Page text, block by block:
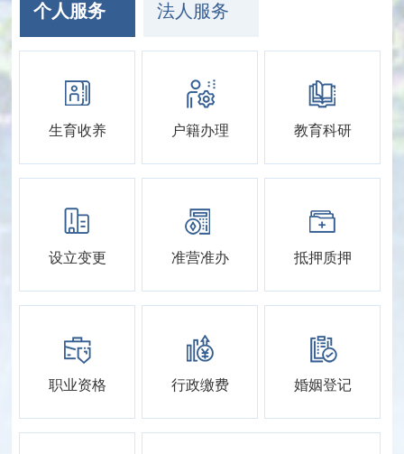
个人服务 法人服务
生育收养 户籍办理 教育科研
设立变更 准营准办 抵押质押
职业资格 行政缴费 婚姻登记